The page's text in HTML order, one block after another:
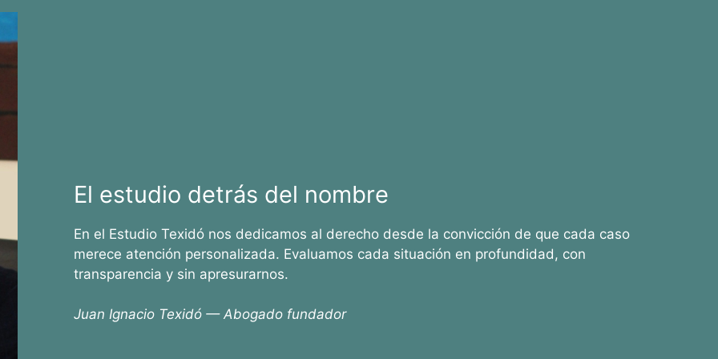
El estudio detrás del nombre
En el Estudio Texidó nos dedicamos al derecho desde la convicción de que cada caso
merece atención personalizada. Evaluamos cada situación en profundidad, con
transparencia y sin apresurarnos.
Juan Ignacio Texidó — Abogado fundador